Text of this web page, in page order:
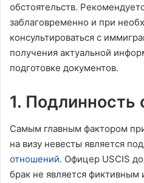
обстоятельств.
заблаговременно и при
консультироваться с
получения актуальной
подготовке документов.
1. Подлинность
Самым главным фактором
на визу невесты является
отношений. Офицер USCIS
брак не является фиктивным